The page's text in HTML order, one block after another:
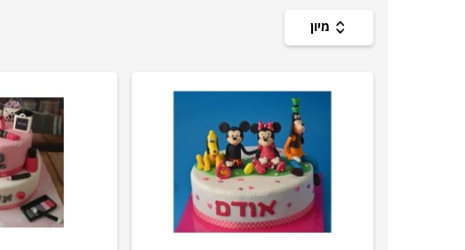
עוגות לבנות
עוגות בת מצווה
עוגות חתונה
עוגות מתנה